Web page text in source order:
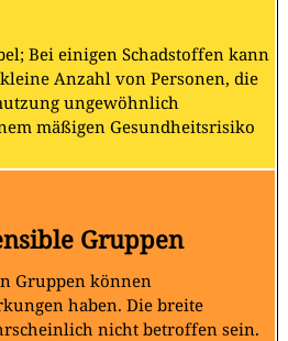
Bei einigen Schadstoffen kann
Anzahl von Personen, die
ungewöhnlich
mäßigen Gesundheitsrisiko
Gruppen
Gruppen können
haben. Die breite
nicht betroffen sein.